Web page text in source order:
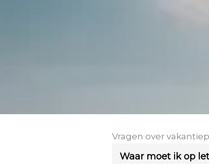
Vragen over
Waar moet ik op